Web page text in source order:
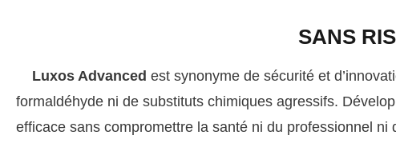
SANS
Luxos Advanced est synonyme de sécurité et
formaldéhyde ni de substituts chimiques agressifs.
efficace sans compromettre la santé ni du professionnel